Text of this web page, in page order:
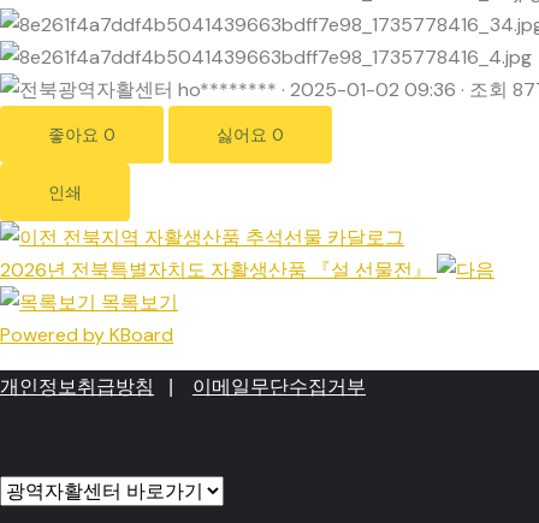
ho******** · 2025-01-02 09:36 · 조회
좋아요 0 싫어요 0
인쇄
전북지역 자활생산품 추석선물 카달로그
2026년 전북특별자치도 자활생산품 『설 선물전』
목록보기
Powered by KBoard
개인정보취급방침 이메일무단수집거부